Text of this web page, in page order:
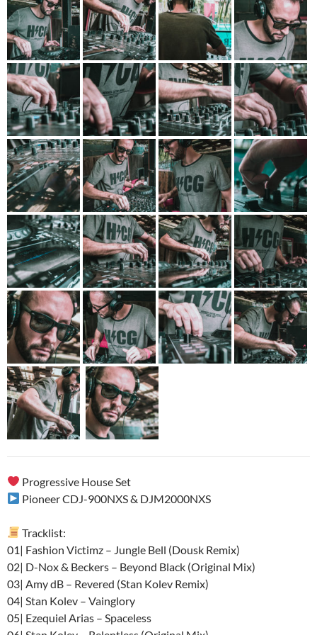
Progressive House Set
Pioneer CDJ-900NXS & DJM2000NXS
Tracklist:
01| Fashion Victimz – Jungle Bell (Dousk Remix)
02| D-Nox & Beckers – Beyond Black (Original Mix)
03| Amy dB – Revered (Stan Kolev Remix)
04| Stan Kolev – Vainglory
05| Ezequiel Arias – Spaceless